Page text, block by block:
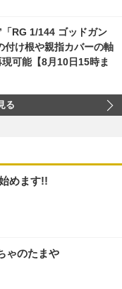
RG 1/144 ゴッドガン
付け根や親指カバーの軸
可能【8月10日15時ま
る
めます!!
ゃのたまや